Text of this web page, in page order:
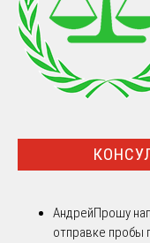
АндрейПрошу
отправке пробы